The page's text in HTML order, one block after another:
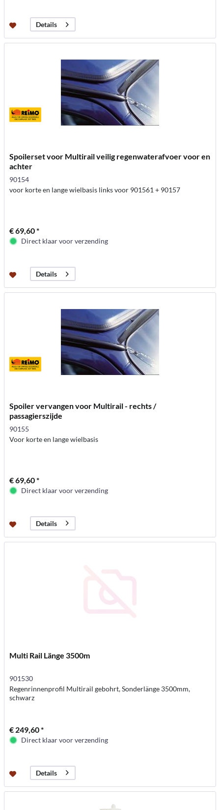
Details
Spoilerset voor Multirail veilig regenwaterafvoer voor en
achter
90154
voor korte en lange wielbasis links voor 901561 + 90157
€ 69,60 *
Direct klaar voor verzending
Details
Spoiler vervangen voor Multirail - rechts /
passagierszijde
90155
Voor korte en lange wielbasis
€ 69,60 *
Direct klaar voor verzending
Details
Multi Rail Länge 3500m
901530
Regenrinnenprofil Multirail gebohrt, Sonderlänge 3500mm,
schwarz
€ 249,60 *
Direct klaar voor verzending
Details